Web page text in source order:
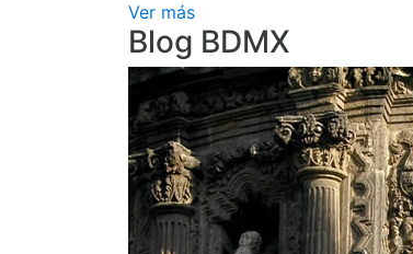
Ver más
Blog BDMX